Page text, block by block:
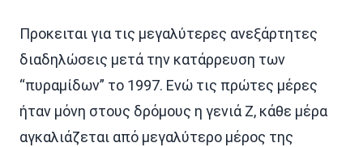
Προκειται για τις μεγαλύτερες ανεξάρτητες
διαδηλώσεις μετά την κατάρρευση των
“πυραμίδων” το 1997. Ενώ τις πρώτες μέρες
ήταν μόνη στους δρόμους η γενιά Ζ, κάθε μέρα
αγκαλιάζεται από μεγαλύτερο μέρος της